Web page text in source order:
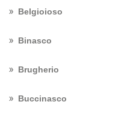
Belgioioso
Binasco
Brugherio
Buccinasco